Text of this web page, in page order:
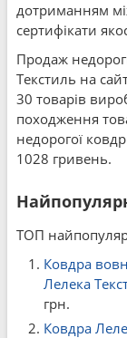
дотриманням
сертифікати
Продаж
Текстиль на
30 товарів
походження
недорогої
1028 гривень.
ТОП
Ковдра
Лелека
грн.
Ковдра